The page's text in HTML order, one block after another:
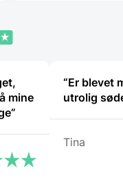
mine
“Er blevet
utrolig
Tina